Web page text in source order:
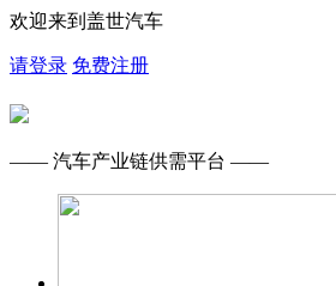
欢迎来到盖世汽车
请登录 免费注册
—— 汽车产业链供需平台 ——